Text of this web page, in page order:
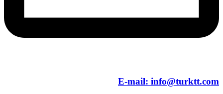
E-mail: info@turktt.com